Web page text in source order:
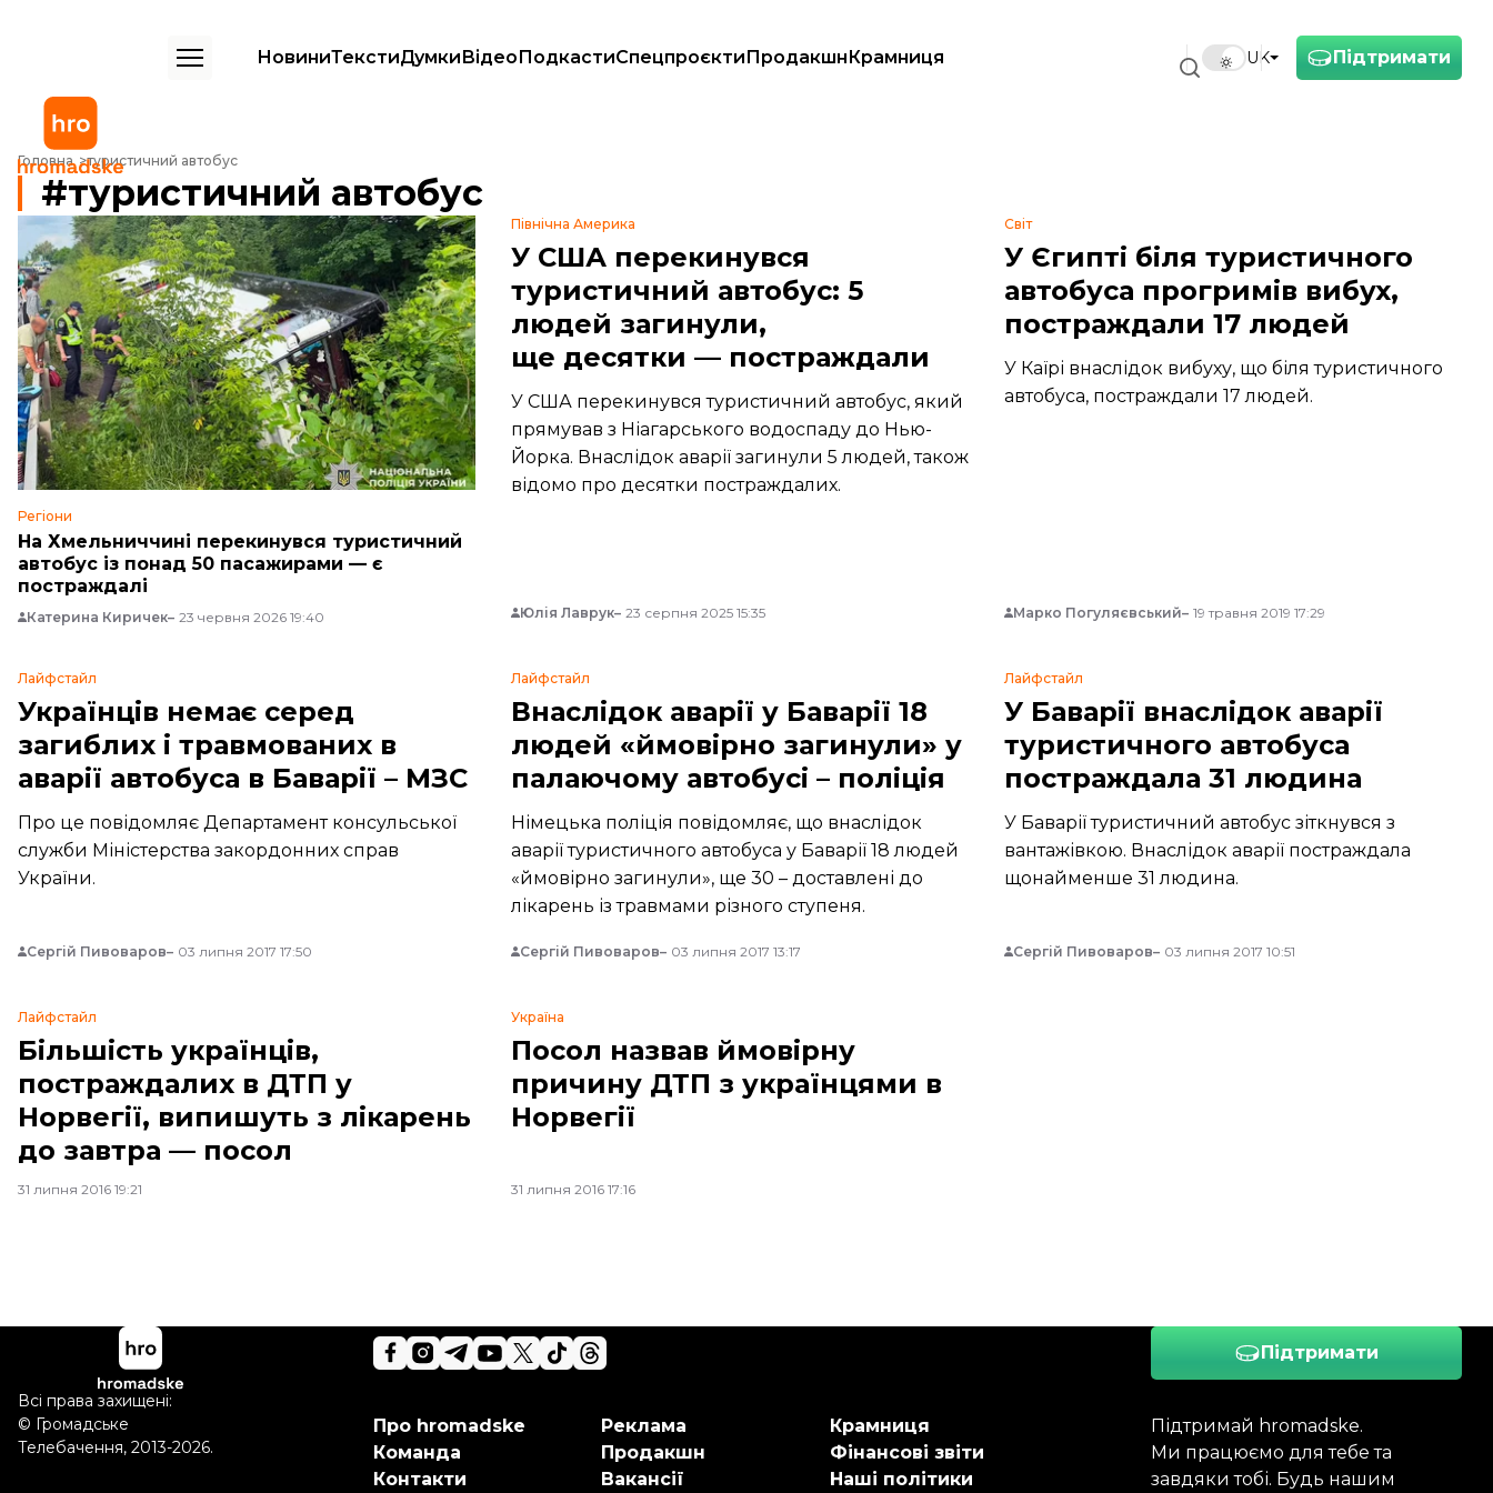
Підтримати
UK
НовиниТекстиДумкиВідеоПодкастиСпецпроєктиПродакшнКрамниця
Головна туристичний автобус
туристичний автобус
Регіони
На Хмельниччині перекинувся туристичний
автобус із понад 50 пасажирами — є
постраждалі
Катерина Киричек 23 червня 2026 19:40
Північна Америка
У США перекинувся
туристичний автобус: 5
людей загинули,
ще десятки — постраждали
У США перекинувся туристичний автобус, який
прямував з Ніагарського водоспаду до Нью-
Йорка. Внаслідок аварії загинули 5 людей, також
відомо про десятки постраждалих.
Юлія Лаврук 23 серпня 2025 15:35
Світ
У Єгипті біля туристичного
автобуса прогримів вибух,
постраждали 17 людей
У Каїрі внаслідок вибуху, що біля туристичного
автобуса, постраждали 17 людей.
Марко Погуляєвський 19 травня 2019 17:29
Лайфстайл
Українців немає серед
загиблих і травмованих в
аварії автобуса в Баварії – МЗС
Про це повідомляє Департамент консульської
служби Міністерства закордонних справ
України.
Сергій Пивоваров 03 липня 2017 17:50
Лайфстайл
Внаслідок аварії у Баварії 18
людей «ймовірно загинули» у
палаючому автобусі – поліція
Німецька поліція повідомляє, що внаслідок
аварії туристичного автобуса у Баварії 18 людей
«ймовірно загинули», ще 30 – доставлені до
лікарень із травмами різного ступеня.
Сергій Пивоваров 03 липня 2017 13:17
Лайфстайл
У Баварії внаслідок аварії
туристичного автобуса
постраждала 31 людина
У Баварії туристичний автобус зіткнувся з
вантажівкою. Внаслідок аварії постраждала
щонайменше 31 людина.
Сергій Пивоваров 03 липня 2017 10:51
Лайфстайл
Більшість українців,
постраждалих в ДТП у
Норвегії, випишуть з лікарень
до завтра — посол
31 липня 2016 19:21
Україна
Посол назвав ймовірну
причину ДТП з українцями в
Норвегії
31 липня 2016 17:16
Підтримати
Підтримай hromadske.
Ми працюємо для тебе та
завдяки тобі. Будь нашим
Про hromadske
Команда
Контакти
Реклама
Продакшн
Вакансії
Крамниця
Фінансові звіти
Наші політики
Всі права захищені:
© Громадське
Телебачення, 2013-2026.